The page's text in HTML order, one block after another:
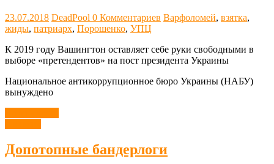
23.07.2018 DeadPool 0 Комментариев Варфоломей, взятка,
жиды, патриарх, Порошенко, УПЦ
К 2019 году Вашингтон оставляет себе руки свободными в
выборе «претендентов» на пост президента Украины
Национальное антикоррупционное бюро Украины (НАБУ)
вынуждено
Допотопные бандерлоги